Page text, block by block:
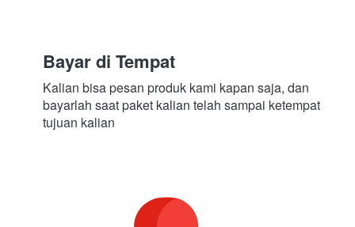
Bayar di Tempat
Kalian bisa pesan produk kami kapan saja, dan
bayarlah saat paket kalian telah sampai ketempat
tujuan kalian